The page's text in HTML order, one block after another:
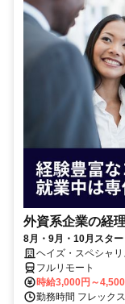
外資系企業の経
8月・9月・10月スタ
大／700万～800万／
ヘイズ・スペシャ
フルリモート
時給3,000円～
勤務時間 フレック